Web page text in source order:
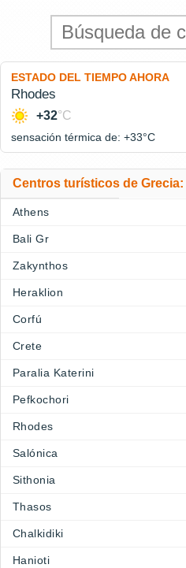
ESTADO DEL TIEMPO AHORA
Rhodes
+32°C
sensación térmica de: +33°C
Centros turísticos de Grecia:
Athens
Bali Gr
Zakynthos
Heraklion
Corfú
Crete
Paralia Katerini
Pefkochori
Rhodes
Salónica
Sithonia
Thasos
Chalkidiki
Hanioti